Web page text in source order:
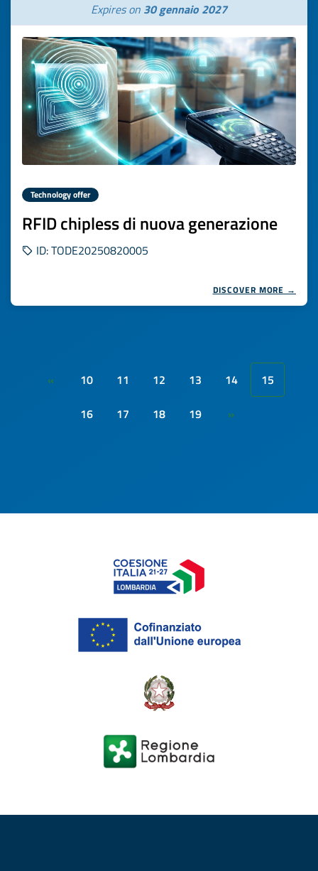
Expires on 30 gennaio 2027
Technology offer
RFID chipless di nuova generazione
ID: TODE20250820005
DISCOVER MORE →
« 10 11 12 13 14
15
16
17 18 19 »